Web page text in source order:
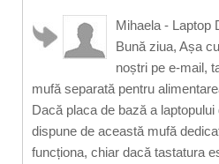
Mihaela - Laptop
Bună ziua, Așa
noștri pe e-mail,
mufă separată pentru
Dacă placa de bază a
dispune de această mufă
funcționa, chiar dacă tastatura